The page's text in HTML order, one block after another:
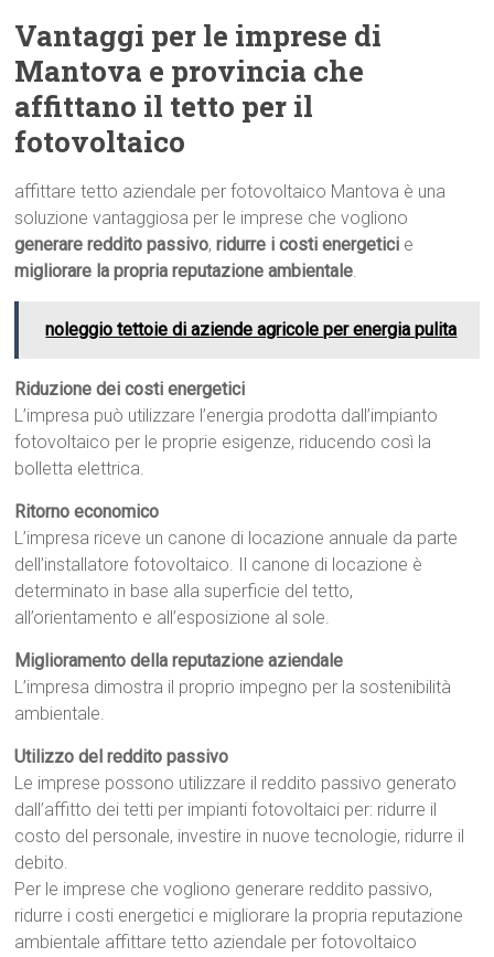
Vantaggi per le imprese di
Mantova e provincia che
affittano il tetto per il
fotovoltaico
affittare tetto aziendale per fotovoltaico Mantova è una
soluzione vantaggiosa per le imprese che vogliono
generare reddito passivo,ridurre i costi energetici e
migliorare la propria reputazione ambientale.
noleggio tettoie di aziende agricole per energia pulita
Riduzione dei costi energetici
L’impresa può utilizzare l’energia prodotta dall’impianto
fotovoltaico per le proprie esigenze, riducendo così la
bolletta elettrica.
Ritorno economico
L’impresa riceve un canone di locazione annuale da parte
dell’installatore fotovoltaico. Il canone di locazione è
determinato in base alla superficie del tetto,
all’orientamento e all’esposizione al sole.
Miglioramento della reputazione aziendale
L’impresa dimostra il proprio impegno per la sostenibilità
ambientale.
Utilizzo del reddito passivo
Le imprese possono utilizzare il reddito passivo generato
dall’affitto dei tetti per impianti fotovoltaici per: ridurre il
costo del personale, investire in nuove tecnologie, ridurre il
debito.
Per le imprese che vogliono generare reddito passivo,
ridurre i costi energetici e migliorare la propria reputazione
ambientale affittare tetto aziendale per fotovoltaico